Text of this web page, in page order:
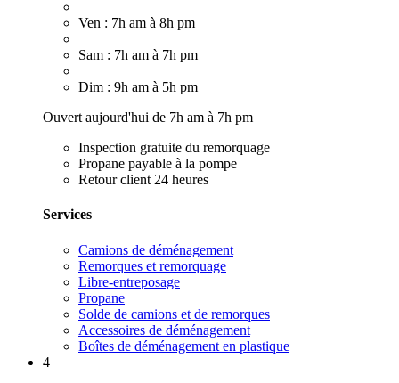
Ven : 7h am à 8h pm
Sam : 7h am à 7h pm
Dim : 9h am à 5h pm
Ouvert aujourd'hui de 7h am à 7h pm
Inspection gratuite du remorquage
Propane payable à la pompe
Retour client 24 heures
Services
Camions de déménagement
Remorques et remorquage
Libre-entreposage
Propane
Solde de camions et de remorques
Accessoires de déménagement
Boîtes de déménagement en plastique
4